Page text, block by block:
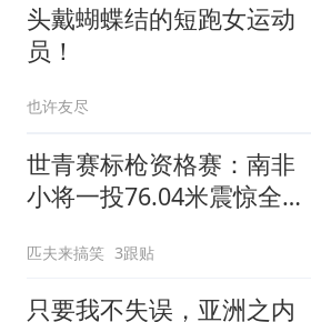
头戴蝴蝶结的短跑女运动
员！
也许友尽
世青赛标枪资格赛：南非
小将一投76.04米震惊全
匹夫来搞笑 3跟贴
只要我不失误，亚洲之内